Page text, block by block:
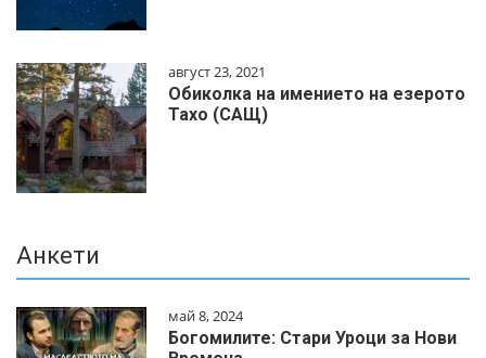
август 23, 2021
Обиколка на имението на езерото
Тахо (САЩ)
Анкети
май 8, 2024
Богомилите: Стари Уроци за Нови